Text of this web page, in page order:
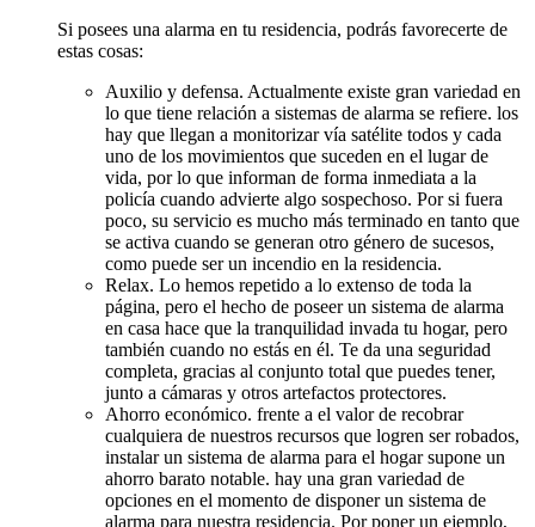
Si posees una alarma en tu residencia, podrás favorecerte de
estas cosas:
Auxilio y defensa. Actualmente existe gran variedad en
lo que tiene relación a sistemas de alarma se refiere. los
hay que llegan a monitorizar vía satélite todos y cada
uno de los movimientos que suceden en el lugar de
vida, por lo que informan de forma inmediata a la
policía cuando advierte algo sospechoso. Por si fuera
poco, su servicio es mucho más terminado en tanto que
se activa cuando se generan otro género de sucesos,
como puede ser un incendio en la residencia.
Relax. Lo hemos repetido a lo extenso de toda la
página, pero el hecho de poseer un sistema de alarma
en casa hace que la tranquilidad invada tu hogar, pero
también cuando no estás en él. Te da una seguridad
completa, gracias al conjunto total que puedes tener,
junto a cámaras y otros artefactos protectores.
Ahorro económico. frente a el valor de recobrar
cualquiera de nuestros recursos que logren ser robados,
instalar un sistema de alarma para el hogar supone un
ahorro barato notable. hay una gran variedad de
opciones en el momento de disponer un sistema de
alarma para nuestra residencia. Por poner un ejemplo,